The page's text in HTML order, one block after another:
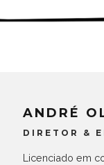
ANDRÉ
DIRETOR &
Licenciado em